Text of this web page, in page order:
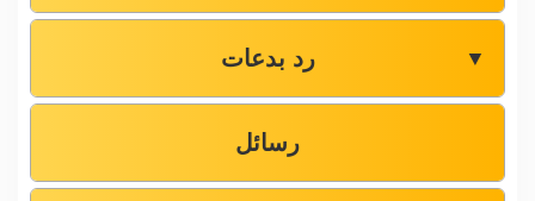
رد بدعات ▼
رسائل